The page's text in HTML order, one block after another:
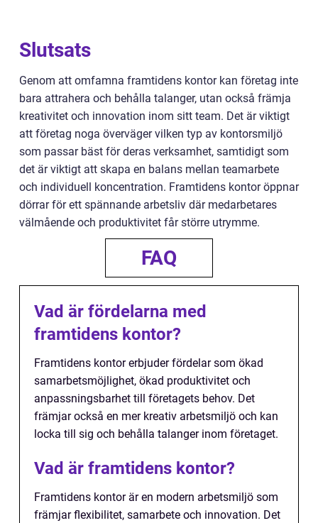
Slutsats
Genom att omfamna framtidens kontor kan företag inte
bara attrahera och behålla talanger, utan också främja
kreativitet och innovation inom sitt team. Det är viktigt
att företag noga överväger vilken typ av kontorsmiljö
som passar bäst för deras verksamhet, samtidigt som
det är viktigt att skapa en balans mellan teamarbete
och individuell koncentration. Framtidens kontor öppnar
dörrar för ett spännande arbetsliv där medarbetares
välmående och produktivitet får större utrymme.
FAQ
Vad är fördelarna med
framtidens kontor?
Framtidens kontor erbjuder fördelar som ökad
samarbetsmöjlighet, ökad produktivitet och
anpassningsbarhet till företagets behov. Det
främjar också en mer kreativ arbetsmiljö och kan
locka till sig och behålla talanger inom företaget.
Vad är framtidens kontor?
Framtidens kontor är en modern arbetsmiljö som
främjar flexibilitet, samarbete och innovation. Det